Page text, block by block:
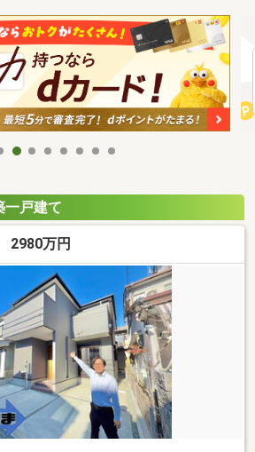
一戸建て
2980万円